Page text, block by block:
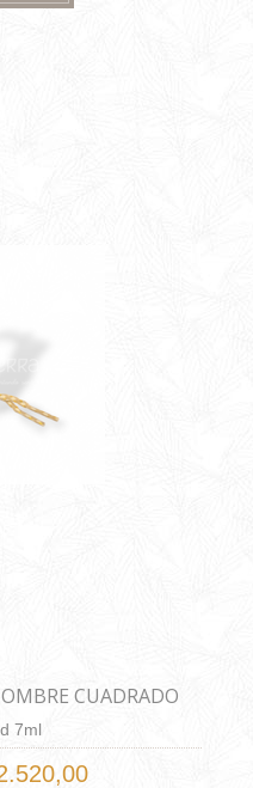
CUADRADO
7ml